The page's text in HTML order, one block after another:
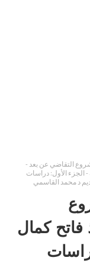
التقاضي عن بعد -
- الجزء الأول: دراسات
د محمد القاسمي
فاتح كمال